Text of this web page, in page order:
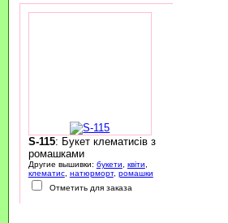
S-115: Букет клематисів з
ромашками
Другие вышивки: букети квіти
клематис, натюрморт, ромашки
Отметить для заказа